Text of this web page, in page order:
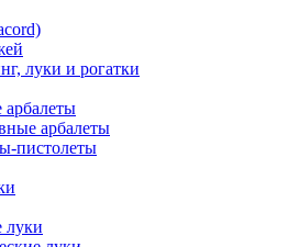
луки и рогатки
арбалеты
пистолеты
луки